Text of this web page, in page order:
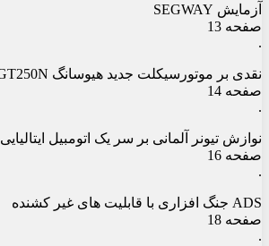
آزمایش SEGWAY
صفحه 13
.
نقدی بر موتورسیکلت جدید هیوسانگ GT250N
صفحه 14
.
نوازش تیونر آلمانی بر سر یک اتومبیل ایتالیایی
صفحه 16
.
ADS جنگ افزاری با قابلیت های غیر کشنده
صفحه 18
.